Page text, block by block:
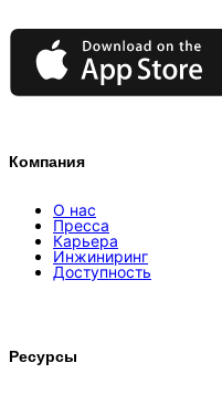
App Store
Компания
О нас
Пресса
Карьера
Инжиниринг
Доступность
Ресурсы